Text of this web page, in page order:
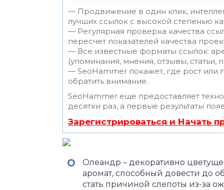
— Продвижение в один клик,
лучших ссылок с высокой степенью
— Регулярная проверка качества
пересчет показателей качества
— Все известные форматы ссылок:
(упоминания, мнения, отзывы, статьи,
— SeoHammer покажет, где рост или
обратить внимание.
SeoHammer еще предоставляет
десятки раз, а первые результаты
Зарегистрироваться и Начать
Олеандр – декоративно
аромат, способный довести до
стать причиной слепоты из-за